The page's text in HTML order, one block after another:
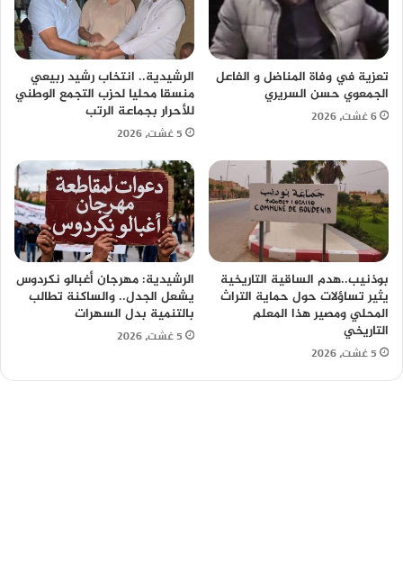
تعزية في وفاة المناضل و الفاعل
الجمعوي حسن السريري
6 غشت، 2026
الرشيدية.. انتخاب رشيد ربيعي
منسقا محليا لحزب التجمع الوطني
للأحرار بجماعة الرتب
5 غشت، 2026
بوذنيب..هدم الساقية التاريخية
يثير تساؤلات حول حماية التراث
المحلي ومصير هذا المعلم
التاريخي
5 غشت، 2026
الرشيدية: مهرجان أغبالو نكردوس
يشعل الجدل.. والساكنة تطالب
بالتنمية بدل السهرات
5 غشت، 2026